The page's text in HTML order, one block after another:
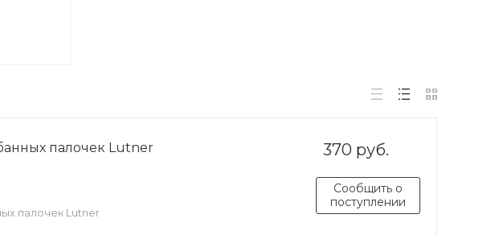
370 руб.
Сообщить о
поступлении
палочек Lutner
палочек Lutner